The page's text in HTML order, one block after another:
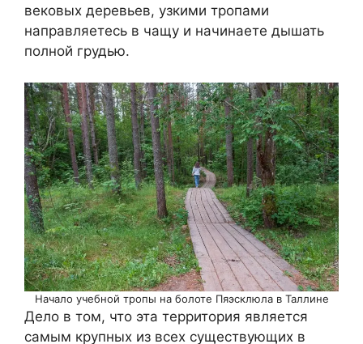
вековых деревьев, узкими тропами
направляетесь в чащу и начинаете дышать
полной грудью.
Начало учебной тропы на болоте Пяэсклюла в Таллине
Дело в том, что эта территория является
самым крупных из всех существующих в